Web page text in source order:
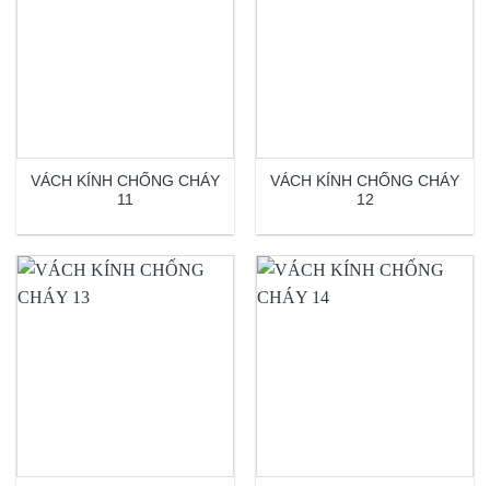
VÁCH KÍNH CHỐNG CHÁY
11
VÁCH KÍNH CHỐNG CHÁY
12